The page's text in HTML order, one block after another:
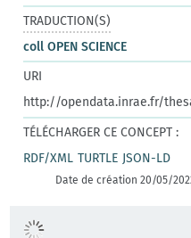
TRADUCTION(S)
coll OPEN SCIENCE
URI
http://opendata.inrae.fr/
TÉLÉCHARGER CE CONCEPT :
RDF/XML TURTLE JSON-LD
Date de création 20/05/